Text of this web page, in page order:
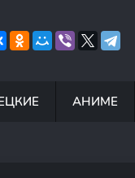
АНИМЕ